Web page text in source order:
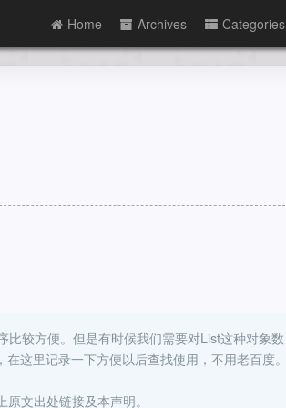
Home Archives Categories
比较方便。但是有时候我们需要对List这种对象数
这里记录一下方便以后查找使用，不用老百度。
文出处链接及本声明。